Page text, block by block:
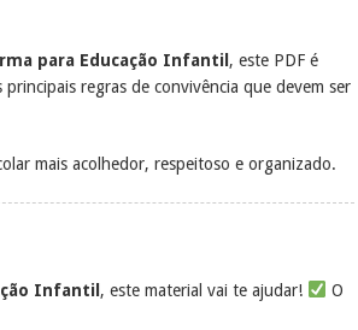
para Educação Infantil , este PDF é
regras de convivência que devem ser
mais acolhedor, respeitoso e organizado.
Infantil , este material vai te ajudar!
O